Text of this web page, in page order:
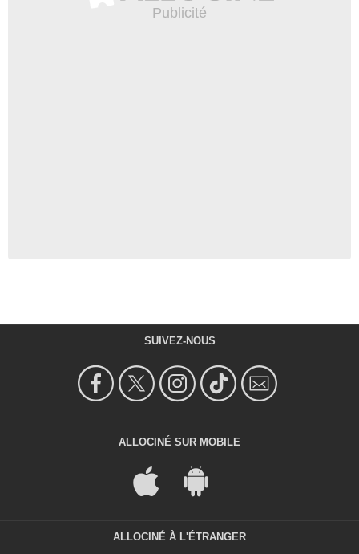
SUIVEZ-NOUS
ALLOCINÉ SUR MOBILE
ALLOCINÉ À L'ÉTRANGER